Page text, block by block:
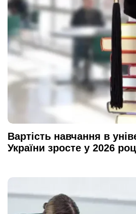
Вартість навчання в
України зросте у 2026